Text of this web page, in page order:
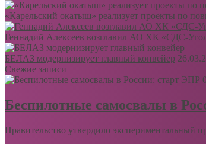
«Карельский окатыш» реализует проекты по
Геннадий Алексеев возглавил АО ХК «СДС-
БЕЛАЗ модернизирует главный конвейер
Свежие записи
Беспилотные самосвалы в
Правительство утвердило экспериментальный